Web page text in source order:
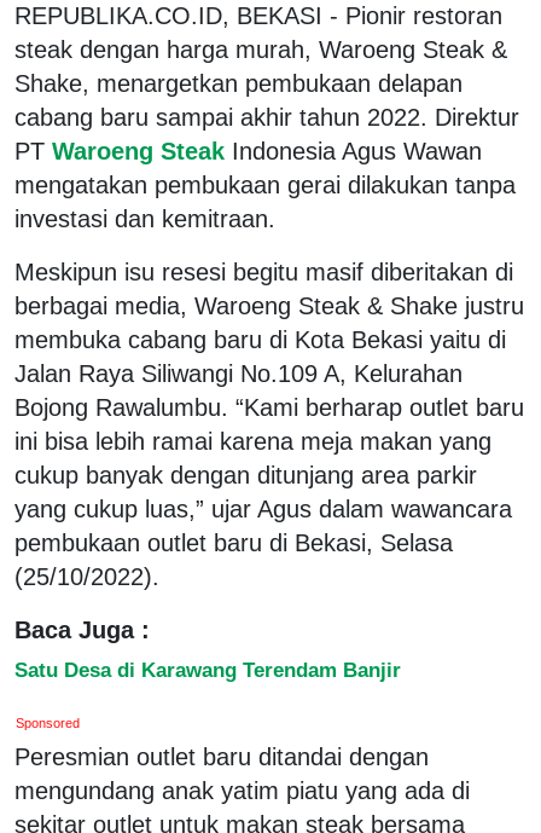
REPUBLIKA.CO.ID, BEKASI - Pionir restoran
steak dengan harga murah, Waroeng Steak &
Shake, menargetkan pembukaan delapan
cabang baru sampai akhir tahun 2022. Direktur
PT Waroeng Steak Indonesia Agus Wawan
mengatakan pembukaan gerai dilakukan tanpa
investasi dan kemitraan.
Meskipun isu resesi begitu masif diberitakan di
berbagai media, Waroeng Steak & Shake justru
membuka cabang baru di Kota Bekasi yaitu di
Jalan Raya Siliwangi No.109 A, Kelurahan
Bojong Rawalumbu. “Kami berharap outlet baru
ini bisa lebih ramai karena meja makan yang
cukup banyak dengan ditunjang area parkir
yang cukup luas,” ujar Agus dalam wawancara
pembukaan outlet baru di Bekasi, Selasa
(25/10/2022).
Baca Juga :
Satu Desa di Karawang Terendam Banjir
Sponsored
Peresmian outlet baru ditandai dengan
mengundang anak yatim piatu yang ada di
sekitar outlet untuk makan steak bersama